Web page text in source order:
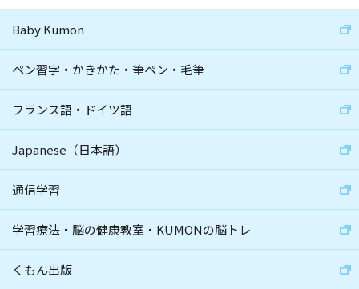
Baby Kumon
ペン習字・かきかた・筆ペン・毛筆
フランス語・ドイツ語
Japanese（日本語）
通信学習
学習療法・脳の健康教室・KUMONの脳トレ
くもん出版